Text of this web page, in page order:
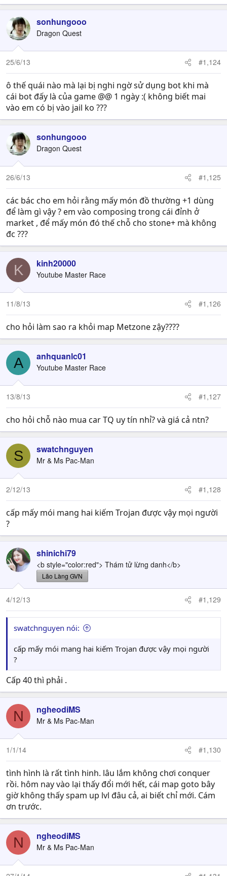
sonhungooo
Dragon Quest
25/6/13 #1,124
ô thế quái nào mà lại bị nghi ngờ sử dụng bot khi mà
cái bot đấy là của game @@ 1 ngày :( không biết mai
vào em có bị vào jail ko ???
sonhungooo
Dragon Quest
26/6/13 #1,125
các bác cho em hỏi rằng mấy món đồ thường +1 dùng
để làm gì vậy ? em vào composing trong cái đỉnh ở
market , để mấy món đó thế chỗ cho stone+ mà không
đc ???
K kinh20000
Youtube Master Race
11/8/13 #1,126
cho hỏi làm sao ra khỏi map Metzone zậy????
A anhquanlc01
Youtube Master Race
13/8/13 #1,127
cho hỏi chỗ nào mua car TQ uy tín nhỉ? và giá cả ntn?
S swatchnguyen
Mr & Ms Pac-Man
2/12/13 #1,128
cấp mấy mói mang hai kiếm Trojan được vậy mọi người
?
shinichi79
<b style="color:red"> Thám tử lừng danh</b>
Lão Làng GVN
4/12/13 #1,129
swatchnguyen nói:
cấp mấy mói mang hai kiếm Trojan được vậy mọi người
?
Cấp 40 thì phải .
N ngheodiMS
Mr & Ms Pac-Man
1/1/14 #1,130
tình hình là rất tình hinh. lâu lắm không chơi conquer
rồi. hôm nay vào lại thấy đổi mới hết, cái map goto bây
giờ không thấy spam up lvl đâu cả, ai biết chỉ mới. Cám
ơn trước.
N ngheodiMS
Mr & Ms Pac-Man